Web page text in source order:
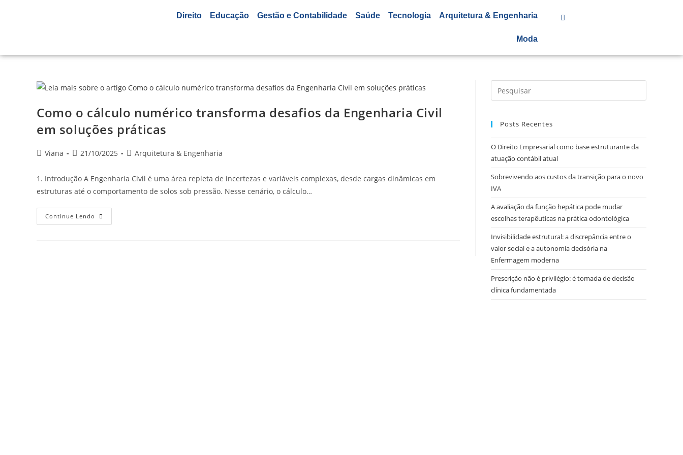
Direito Educação Gestão e Contabilidade Saúde Tecnologia Arquitetura & Engenharia
Moda
Como o cálculo numérico transforma desafios da Engenharia Civil
em soluções práticas
Viana 21/10/2025 Arquitetura & Engenharia
1. Introdução A Engenharia Civil é uma área repleta de incertezas e variáveis complexas, desde cargas dinâmicas em
estruturas até o comportamento de solos sob pressão. Nesse cenário, o cálculo…
Continue Lendo
Posts Recentes
O Direito Empresarial como base estruturante da
atuação contábil atual
Sobrevivendo aos custos da transição para o novo
IVA
A avaliação da função hepática pode mudar
escolhas terapêuticas na prática odontológica
Invisibilidade estrutural: a discrepância entre o
valor social e a autonomia decisória na
Enfermagem moderna
Prescrição não é privilégio: é tomada de decisão
clínica fundamentada